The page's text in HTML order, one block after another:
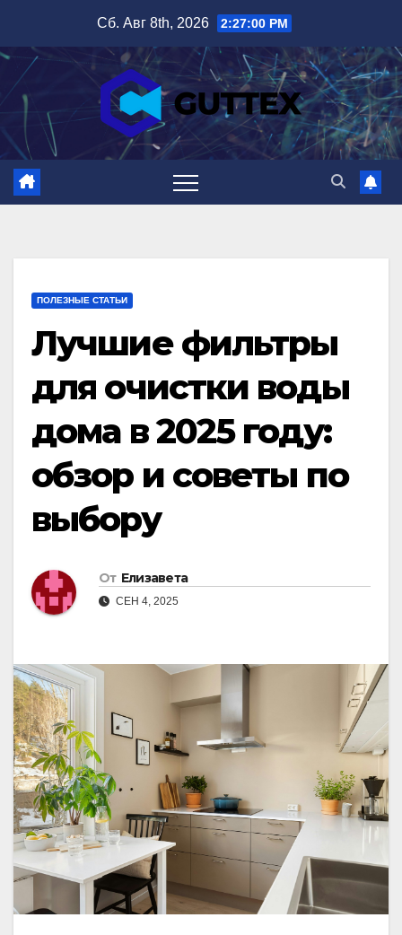
содержимому
Сб. Авг 8th, 2026 2:27:02 PM
ПОЛЕЗНЫЕ СТАТЬИ
Лучшие фильтры
для очистки воды
дома в 2025 году:
обзор и советы по
выбору
От Елизавета
СЕН 4, 2025